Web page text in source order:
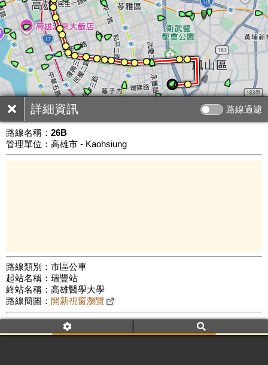
詳細資訊 路線過濾
路線名稱： 26B
管理單位：高雄市 - Kaohsiung
路線類別：市區公車
起站名稱：瑞豐站
終站名稱：高雄醫學大學
路線簡圖： 開新視窗瀏覽
附屬名稱：26B
車頭描述：瑞豐站
高雄醫學大學
公車數量: 累計4085、上線3273